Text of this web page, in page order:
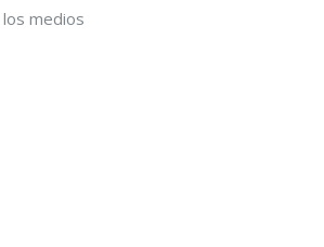
los medios